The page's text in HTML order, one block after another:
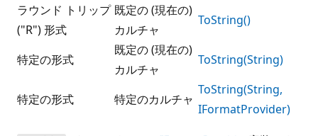
ラウンド トリップ
("R") 形式
既定の (現在の)
カルチャ
ToString()
特定の形式
既定の (現在の)
カルチャ
ToString(String)
特定の形式 特定のカルチャ
ToString(String,
IFormatProvider)